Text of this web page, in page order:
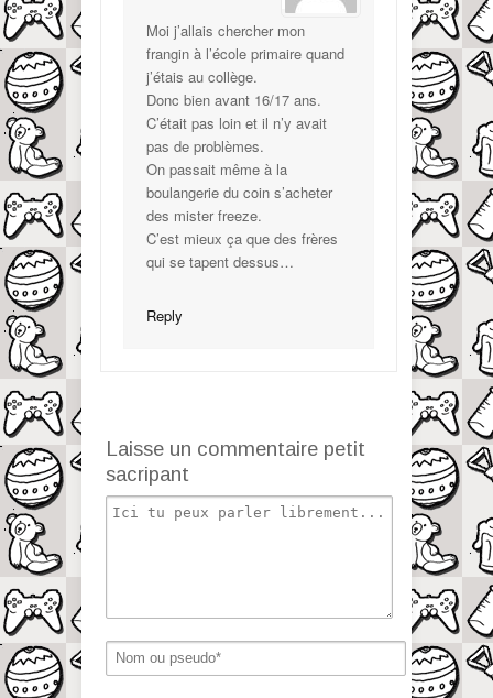
Moi j’allais chercher mon
frangin à l’école primaire quand
j’étais au collège.
Donc bien avant 16/17 ans.
C’était pas loin et il n’y avait
pas de problèmes.
On passait même à la
boulangerie du coin s’acheter
des mister freeze.
C’est mieux ça que des frères
qui se tapent dessus…
Reply
Laisse un commentaire petit
sacripant